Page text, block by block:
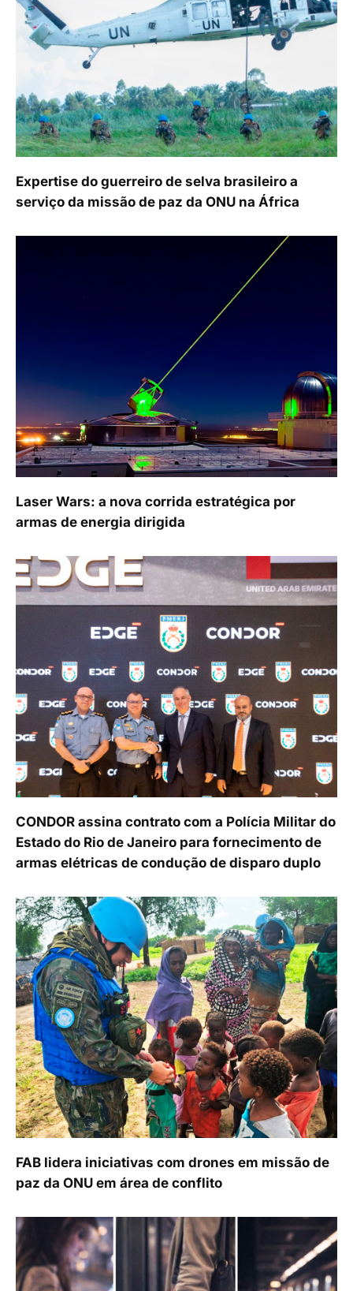
Expertise do guerreiro de selva brasileiro a
serviço da missão de paz da ONU na África
Laser Wars: a nova corrida estratégica por
armas de energia dirigida
CONDOR assina contrato com a Polícia Militar do
Estado do Rio de Janeiro para fornecimento de
armas elétricas de condução de disparo duplo
FAB lidera iniciativas com drones em missão de
paz da ONU em área de conflito